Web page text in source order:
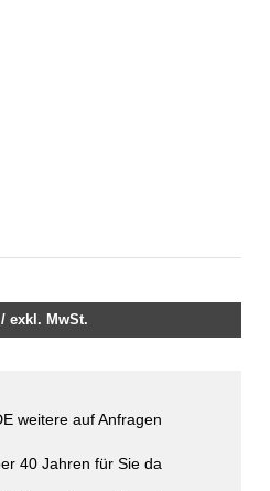
exkl. MwSt.
weitere auf Anfragen
40 Jahren für Sie da